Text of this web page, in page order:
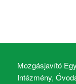
Mozgásjavító
Intézmény,